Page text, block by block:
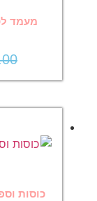
כוסות